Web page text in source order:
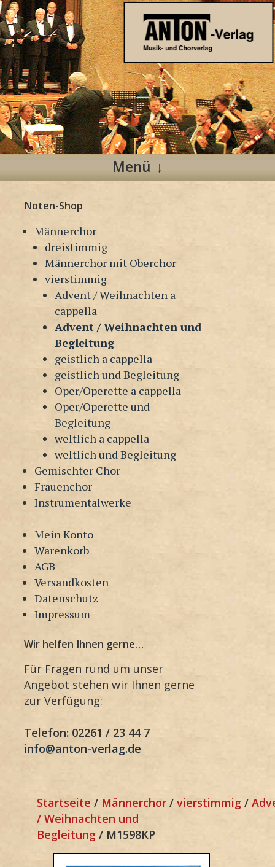
Anton Verlag
Musik- und Chorverlag
Menü
Inhalt
springen
Noten-Shop
Männerchor
dreistimmig
Männerchor mit Oberchor
vierstimmig
Advent / Weihnachten a
cappella
Advent / Weihnachten und
Begleitung
geistlich a cappella
geistlich und Begleitung
Oper/Operette a cappella
Oper/Operette und
Begleitung
weltlich a cappella
weltlich und Begleitung
Gemischter Chor
Frauenchor
Instrumentalwerke
Mein Konto
Warenkorb
AGB
Versandkosten
Datenschutz
Impressum
Wir helfen Ihnen gerne…
Für Fragen rund um unser
Angebot stehen wir Ihnen gerne
zur Verfügung:
Telefon: 02261 / 23 44 7
info@anton-verlag.de
Startseite / Männerchor / vierstimmig /
/ Weihnachten und
Begleitung / M1598KP